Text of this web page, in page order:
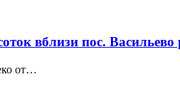
вблизи пос.
от…